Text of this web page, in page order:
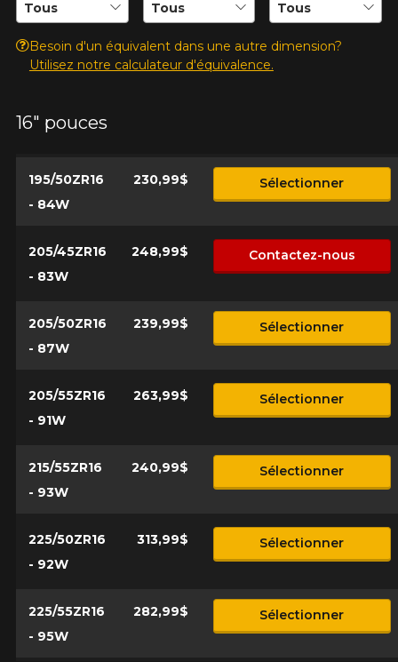
Besoin d'un équivalent dans une autre dimension?
Utilisez notre calculateur d'équivalence.
16" pouces
195/50ZR16
- 84W
230,99$ Sélectionner
205/45ZR16
- 83W
248,99$ Contactez-nous
205/50ZR16
- 87W
239,99$ Sélectionner
205/55ZR16
- 91W
263,99$ Sélectionner
215/55ZR16
- 93W
240,99$ Sélectionner
225/50ZR16
- 92W
313,99$ Sélectionner
225/55ZR16
- 95W
282,99$ Sélectionner